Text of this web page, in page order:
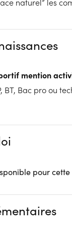
Financeur
AIF...)
Handicap Mme
naturel” les
mention
BT, Bac pro ou
pour